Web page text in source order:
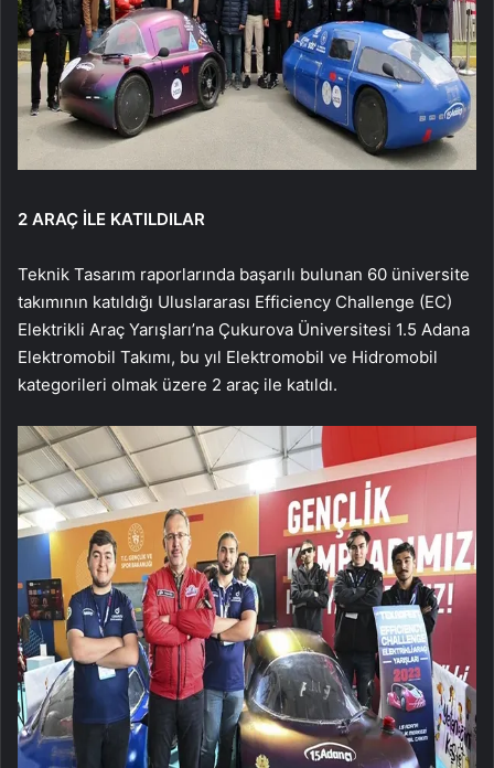
2 ARAÇ İLE KATILDILAR
Teknik Tasarım raporlarında başarılı bulunan 60 üniversite
takımının katıldığı Uluslararası Efficiency Challenge (EC)
Elektrikli Araç Yarışları’na Çukurova Üniversitesi 1.5 Adana
Elektromobil Takımı, bu yıl Elektromobil ve Hidromobil
kategorileri olmak üzere 2 araç ile katıldı.